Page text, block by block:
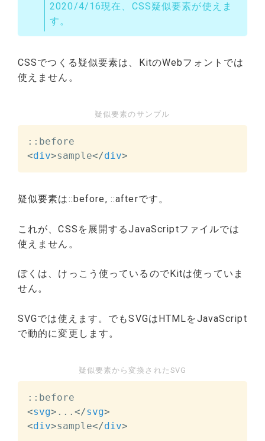
2020/4/16現在、CSS疑似要素が使えま
す。
CSSでつくる疑似要素は、KitのWebフォントでは
使えません。
疑似要素のサンプル
<div>sample</div>
疑似要素は::before, ::afterです。
これが、CSSを展開するJavaScriptファイルでは
使えません。
ぼくは、けっこう使っているのでKitは使っていま
せん。
SVGでは使えます。でもSVGはHTMLをJavaScript
で動的に変更します。
疑似要素から変換されたSVG
<svg> ... </svg>
<div>sample</div>